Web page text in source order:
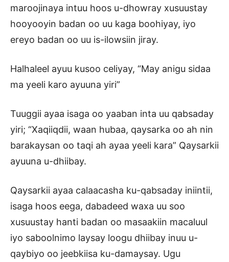
maroojinaya intuu hoos u-dhowray xusuustay
hooyooyin badan oo uu kaga boohiyay, iyo
ereyo badan oo uu is-ilowsiin jiray.
Halhaleel ayuu kusoo celiyay, “May anigu sidaa
ma yeeli karo ayuuna yiri”
Tuuggii ayaa isaga oo yaaban inta uu qabsaday
yiri; “Xaqiiqdii, waan hubaa, qaysarka oo ah nin
barakaysan oo taqi ah ayaa yeeli kara” Qaysarkii
ayuuna u-dhiibay.
Qaysarkii ayaa calaacasha ku-qabsaday iniintii,
isaga hoos eega, dabadeed waxa uu soo
xusuustay hanti badan oo masaakiin macaluul
iyo saboolnimo laysay loogu dhiibay inuu u-
qaybiyo oo jeebkiisa ku-damaysay. Ugu